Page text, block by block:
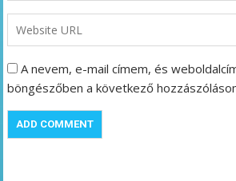
A nevem, e-mail címem, és
böngészőben a következő